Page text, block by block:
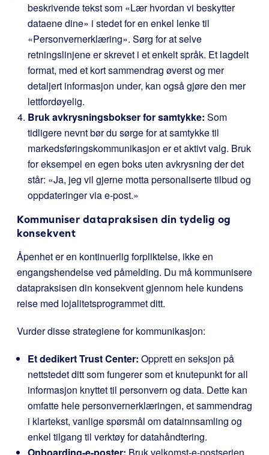
beskrivende tekst som «Lær hvordan vi beskytter
dataene dine» i stedet for en enkel lenke til
«Personvernerklæring». Sørg for at selve
retningslinjene er skrevet i et enkelt språk. Et lagdelt
format, med et kort sammendrag øverst og mer
detaljert informasjon under, kan også gjøre den mer
lettfordøyelig.
Bruk avkrysningsbokser for samtykke: Som
tidligere nevnt bør du sørge for at samtykke til
markedsføringskommunikasjon er et aktivt valg. Bruk
for eksempel en egen boks uten avkrysning der det
står: «Ja, jeg vil gjerne motta personaliserte tilbud og
oppdateringer via e-post.»
Kommuniser datapraksisen din tydelig og
konsekvent
Åpenhet er en kontinuerlig forpliktelse, ikke en
engangshendelse ved påmelding. Du må kommunisere
datapraksisen din konsekvent gjennom hele kundens
reise med lojalitetsprogrammet ditt.
Vurder disse strategiene for kommunikasjon:
Et dedikert Trust Center: Opprett en seksjon på
nettstedet ditt som fungerer som et knutepunkt for all
informasjon knyttet til personvern og data. Dette kan
omfatte hele personvernerklæringen, et sammendrag
i klartekst, vanlige spørsmål om datainnsamling og
enkel tilgang til verktøy for datahåndtering.